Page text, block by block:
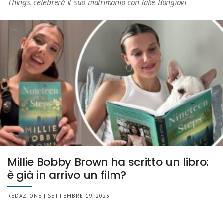
Things, celebrerà il suo matrimonio con Jake Bongiovi
Millie Bobby Brown ha scritto un libro:
è già in arrivo un film?
REDAZIONE | SETTEMBRE 19, 2023